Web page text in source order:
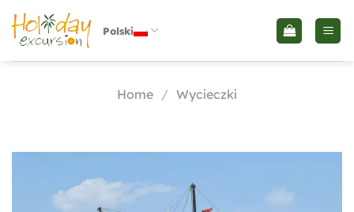
Skip
content
Polski
Home / Wycieczki